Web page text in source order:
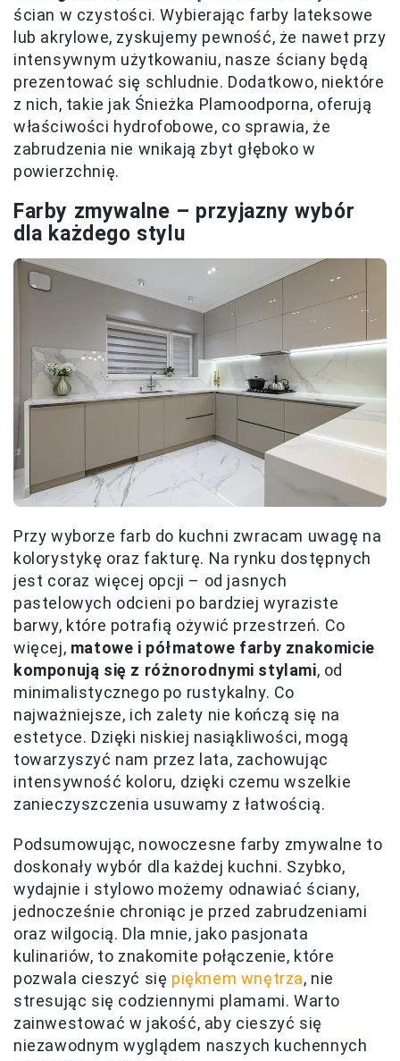
ścian w czystości. Wybierając farby lateksowe
lub akrylowe, zyskujemy pewność, że nawet przy
intensywnym użytkowaniu, nasze ściany będą
prezentować się schludnie. Dodatkowo, niektóre
z nich, takie jak Śnieżka Plamoodporna, oferują
właściwości hydrofobowe, co sprawia, że
zabrudzenia nie wnikają zbyt głęboko w
powierzchnię.
Farby zmywalne – przyjazny wybór
dla każdego stylu
Przy wyborze farb do kuchni zwracam uwagę na
kolorystykę oraz fakturę. Na rynku dostępnych
jest coraz więcej opcji – od jasnych
pastelowych odcieni po bardziej wyraziste
barwy, które potrafią ożywić przestrzeń. Co
więcej, matowe i półmatowe farby znakomicie
komponują się z różnorodnymi stylami, od
minimalistycznego po rustykalny. Co
najważniejsze, ich zalety nie kończą się na
estetyce. Dzięki niskiej nasiąkliwości, mogą
towarzyszyć nam przez lata, zachowując
intensywność koloru, dzięki czemu wszelkie
zanieczyszczenia usuwamy z łatwością.
Podsumowując, nowoczesne farby zmywalne to
doskonały wybór dla każdej kuchni. Szybko,
wydajnie i stylowo możemy odnawiać ściany,
jednocześnie chroniąc je przed zabrudzeniami
oraz wilgocią. Dla mnie, jako pasjonata
kulinariów, to znakomite połączenie, które
pozwala cieszyć się pięknem wnętrza, nie
stresując się codziennymi plamami. Warto
zainwestować w jakość, aby cieszyć się
niezawodnym wyglądem naszych kuchennych